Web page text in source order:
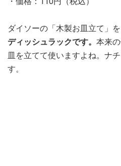
ダイソーの「木製お皿立て」を
ディッシュラックです。 本来
皿を立てて使いますよね。ナ
す。